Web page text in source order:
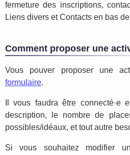
fermeture des inscriptions,
Liens divers et Contacts en bas
Comment proposer une
Vous pouver proposer une
formulaire.
Il vous faudra être connecté·e
description, le nombre de
possibles/idéaux, et tout autre
Si vous souhaitez modifier